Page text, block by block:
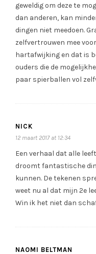
geweldig om deze te
dan anderen, kan
dingen niet meedoen.
zelfvertrouwen mee
hartafwijking en dat is
ouders die de
paar spierballen vol
NICK
12 maart 2017 at 12:34
Een verhaal dat alle
droomt fantastische
kunnen. De tekenen
weet nu al dat mijn 2e
Win ik het niet dan
NAOMI BELTMAN